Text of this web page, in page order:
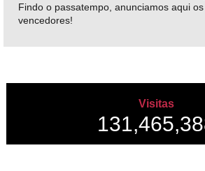
Findo o passatempo, anunciamos aqui
vencedores!
Visitas